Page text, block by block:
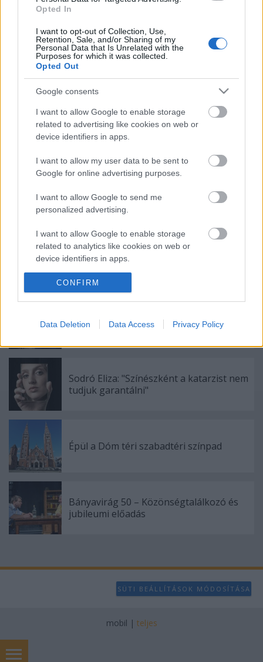
Opted In
I want to opt-out of Collection, Use,
Retention, Sale, and/or Sharing of my
Personal Data that Is Unrelated with the
Purposes for which it was collected.
Opted Out
Google consents
I want to allow Google to enable storage
related to advertising like cookies on web or
device identifiers in apps.
I want to allow my user data to be sent to
Google for online advertising purposes.
I want to allow Google to send me
personalized advertising.
I want to allow Google to enable storage
related to analytics like cookies on web or
device identifiers in apps.
I want to allow Google to enable storage
related to functionality of the website or app.
I want to allow Google to enable storage
related to personalization.
related to security, including authentication
functionality and fraud prevention, and other
user protection.
CONFIRM
Data Deletion Data Access Privacy Policy
páracímen. Eddigi legnagyobb sikerét
szerezte számára. Ez alapján írta meg
Kleopátracímű drámáját, amelyet 2003-ban
mutattak be a Nemzeti Színházban,
rendezésében,Udvaros Dorottya
Könyveit több nyelvre lefordították, fotóművészként
fényképei számos kiállításon vettek már részt.
forrás: Alexandra Pódium
Meghalt Böröndi Tamás
Akárki a Dóm téren
Sodró Eliza: "Színészként a katarzist nem
tudjuk garantálni"
Épül a Dóm téri szabadtéri színpad
Bányavirág 50 – Közönségtalálkozó és
jubileumi előadás
SÜTI BEÁLLÍTÁSOK MÓDOSÍTÁSA
mobil | teljes